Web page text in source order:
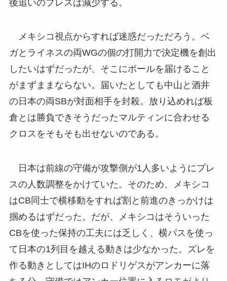
後追いのプレスは減少する。
メキシコ視点からすれば迷惑だっただろう。ベ
ガとライネスの両WGの個の打開力で決定機を創出
したいはずだったが、そこにボールを届けること
がまずままならない。届いたとしても中山と酒井
の日本の両SBが対面相手を封殺。放り込めれば板
倉とは勝負できそうだったマルティンに合わせる
クロスをそもそも出せないのである。
日本は前線の守備が攻撃側が1人多いようにプレ
スの人数調整をかけていた。そのため、メキシコ
はCB同士で横移動をすれば割と前進のきっかけは
掴めるはずだった。だが、メキシコはそういった
CBを使った保持の工夫には乏しく、横パスを使っ
て日本の1列目を越える動きは少なかった。ズレを
作る動きとしてはIHのロドリゲスがアンカーに落